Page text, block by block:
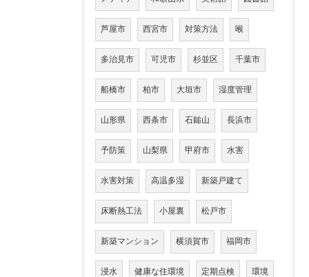
芦屋市 西宮市 対策方法 喉
多治見市 可児市 杉並区 千葉市
船橋市 柏市 大垣市 湿度管理
山形県 西条市 石鎚山 長浜市
予防策 山梨県 甲府市 水害
水害対策 高温多湿 新築戸建て
床断熱工法 小屋裏 松戸市
新築マンション 横須賀市 福岡市
浸水 健康な住環境 定期点検 環境